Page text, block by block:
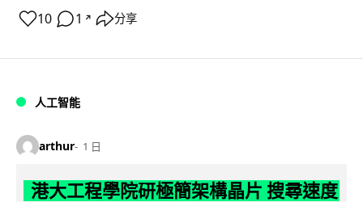
10 1 ↗ 分享
人工智能
arthur 1 日
港大工程學院研極簡架構晶片 搜尋速度